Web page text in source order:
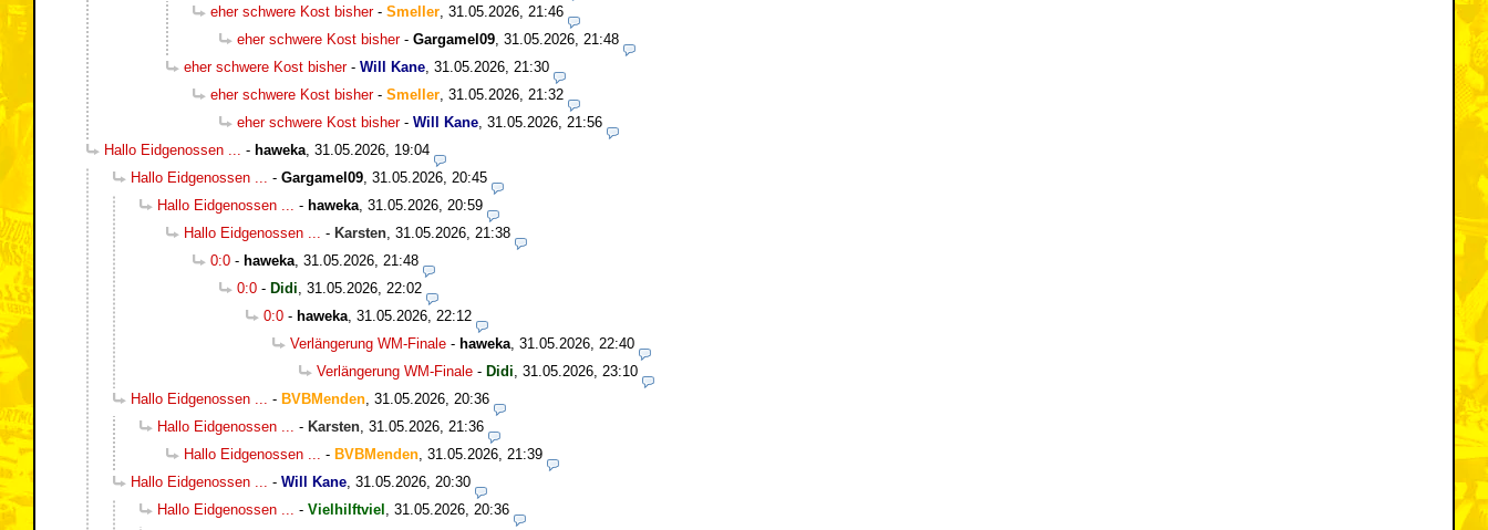
eher schwere Kost bisher- Smeller 31.05.2026, 21:46
eher schwere Kost bisher- Gargamel09 31.05.2026, 21:48
eher schwere Kost bisher- Will Kane 31.05.2026, 21:30
eher schwere Kost bisher- Smeller 31.05.2026, 21:32
eher schwere Kost bisher- Will Kane 31.05.2026, 21:56
Hallo Eidgenossen ...
- haweka 31.05.2026, 19:04
Hallo Eidgenossen ...
- Gargamel09 31.05.2026, 20:45
Hallo Eidgenossen ...
- haweka 31.05.2026, 20:59
Hallo Eidgenossen ...
- Karsten 31.05.2026, 21:38
0:0 - haweka 31.05.2026, 21:48
0:0 - Didi 31.05.2026, 22:02
0:0 - haweka 31.05.2026, 22:12
Verlängerung WM-Finale - haweka 31.05.2026, 22:40
Verlängerung WM-Finale - Didi 31.05.2026, 23:10
Hallo Eidgenossen ...
- BVBMenden 31.05.2026, 20:36
Hallo Eidgenossen ...
- Karsten 31.05.2026, 21:36
Hallo Eidgenossen ...
- BVBMenden 31.05.2026, 21:39
Hallo Eidgenossen ...
- Will Kane 31.05.2026, 20:30
Hallo Eidgenossen ...
- Vielhilftviel
31.05.2026, 20:36